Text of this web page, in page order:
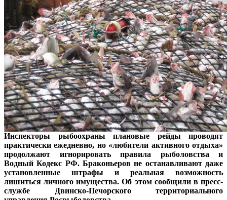
Инспекторы рыбоохраны плановые рейды проводят
практически ежедневно, но «любители активного отдыха»
продолжают игнорировать правила рыболовства и
Водный Кодекс РФ. Браконьеров не останавливают даже
установленные штрафы и реальная возможность
лишиться личного имущества. Об этом сообщили в пресс-
службе Двинско-Печорского территориального